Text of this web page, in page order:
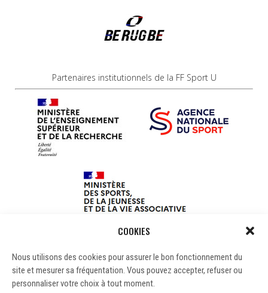
COOKIES
Nous utilisons des cookies pour assurer le bon fonctionnement du
site et mesurer sa fréquentation. Vous pouvez accepter, refuser ou
personnaliser votre choix à tout moment.
Partenaires institutionnels de la FF Sport U